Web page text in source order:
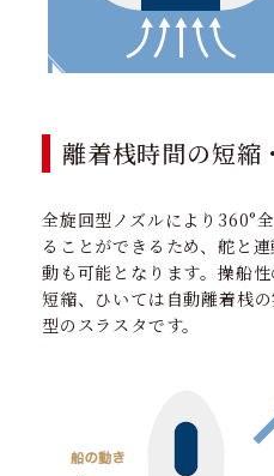
離着桟時間の短縮
全旋回型ノズルにより360°
ることができるため、舵と
動も可能となります。操船
短縮、ひいては自動離着桟
型のスラスタです。